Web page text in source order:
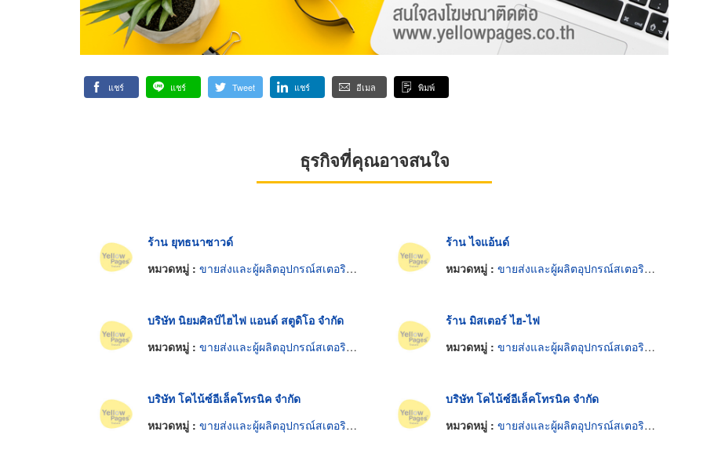
แชร์ แชร์ Tweet แชร์ อีเมล พิมพ์
ธุรกิจที่คุณอาจสนใจ
ร้าน ยุทธนาซาวด์
หมวดหมู่ : ขายส่งและผู้ผลิตอุปกรณ์สเตอริโอและไฮไฟ
ร้าน ไจแอ้นด์
หมวดหมู่ : ขายส่งและผู้ผลิตอุปกรณ์สเตอริโอและไฮไฟ
บริษัท นิยมศิลป์ไฮไฟ แอนด์ สตูดิโอ จำกัด
หมวดหมู่ : ขายส่งและผู้ผลิตอุปกรณ์สเตอริโอและไฮไฟ
ร้าน มิสเตอร์ ไฮ-ไฟ
หมวดหมู่ : ขายส่งและผู้ผลิตอุปกรณ์สเตอริโอและไฮไฟ
บริษัท โคไน้ซ์อีเล็คโทรนิค จำกัด
หมวดหมู่ : ขายส่งและผู้ผลิตอุปกรณ์สเตอริโอและไฮไฟ
บริษัท โคไน้ซ์อีเล็คโทรนิค จำกัด
หมวดหมู่ : ขายส่งและผู้ผลิตอุปกรณ์สเตอริโอและไฮไฟ